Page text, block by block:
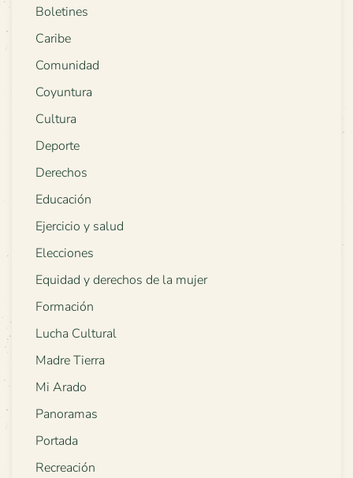
Boletines
Caribe
Comunidad
Coyuntura
Cultura
Deporte
Derechos
Educación
Ejercicio y salud
Elecciones
Equidad y derechos de la mujer
Formación
Lucha Cultural
Madre Tierra
Mi Arado
Panoramas
Portada
Recreación